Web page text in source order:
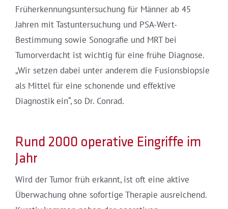
Früherkennungsuntersuchung für Männer ab 45
Jahren mit Tastuntersuchung und PSA-Wert-
Bestimmung sowie Sonografie und MRT bei
Tumorverdacht ist wichtig für eine frühe Diagnose.
„Wir setzen dabei unter anderem die Fusionsbiopsie
als Mittel für eine schonende und effektive
Diagnostik ein“, so Dr. Conrad.
Rund 2000 operative Eingriffe im
Jahr
Wird der Tumor früh erkannt, ist oft eine aktive
Überwachung ohne sofortige Therapie ausreichend.